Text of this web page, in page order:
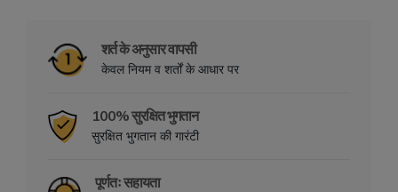
शर्त के अनुसार वापसी
केवल नियम व शर्तों के आधार पर
100% सुरक्षित भुगतान
सुरक्षित भुगतान की गारंटी
पूर्णतः सहायता